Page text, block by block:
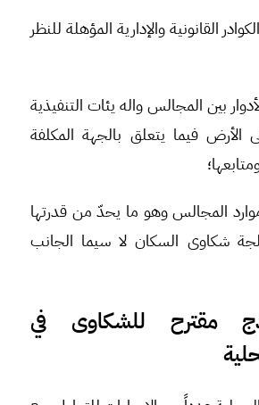
القانونية والإدارية المؤهلة للنظر
بين المجالس واله يئات التنفيذية
الأرض فيما يتعلق بالجهة المكلفة
المجالس وهو ما يحدّ من قدرتها
شكاوى السكان لا سيما الجانب
مقترح للشكاوى في